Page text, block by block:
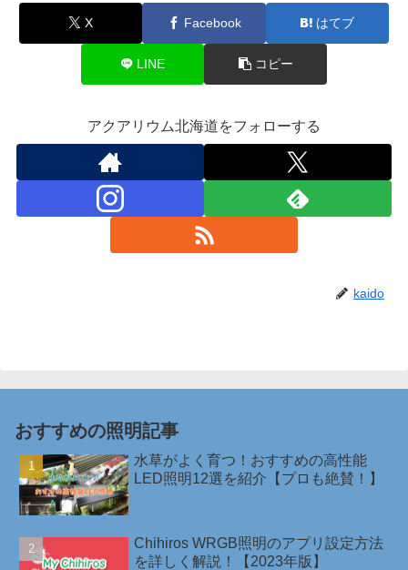
X Facebook はてブ
LINE コピー
アクアリウム北海道をフォローする
kaido
おすすめの照明記事
水草がよく育つ！おすすめの高性能
LED照明12選を紹介【プロも絶賛！】
Chihiros WRGB照明のアプリ設定方法
を詳しく解説！【2023年版】